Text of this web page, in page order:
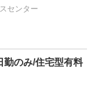
センター
勤のみ/住宅型有料